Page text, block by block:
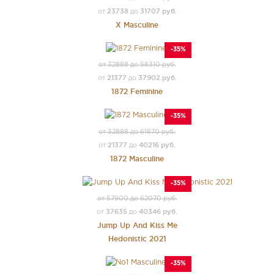
от 23738до 31707 руб.
X Masculine
-35%
от 32888 до 58310 руб.
от 21377 до 37902 руб.
1872 Feminine
-35%
от 32888 до 61870 руб.
от 21377 до 40216 руб.
1872 Masculine
-35%
от 57900 до 62070 руб.
от 37635 до 40346 руб.
Jump Up And Kiss Me
Hedonistic 2021
-35%